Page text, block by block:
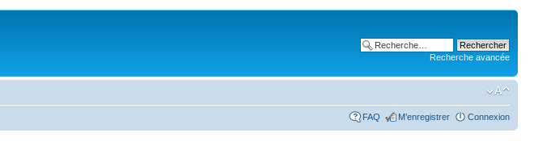
Recherche avancée
FAQ M’enregistrer Connexion